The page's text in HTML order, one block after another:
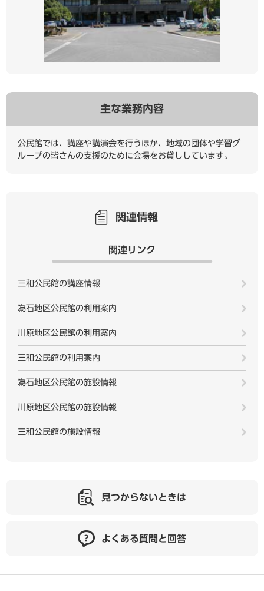
主な業務内容
公民館では、講座や講演会を行うほか、地域の団体や学習グ
ループの皆さんの支援のために会場をお貸ししています。
関連情報
関連リンク
三和公民館の講座情報
為石地区公民館の利用案内
川原地区公民館の利用案内
三和公民館の利用案内
為石地区公民館の施設情報
川原地区公民館の施設情報
三和公民館の施設情報
見つからないときは
よくある質問と回答